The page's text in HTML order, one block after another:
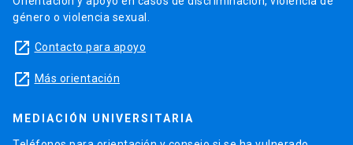
género o violencia sexual.
launch Contacto para apoyo
launch Más orientación
MEDIACIÓN UNIVERSITARIA